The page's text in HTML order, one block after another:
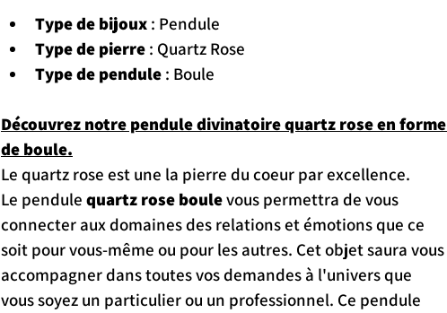
Type de bijoux : Pendule
Type de pierre : Quartz Rose
Type de pendule : Boule
Découvrez notre pendule divinatoire quartz rose en forme
de boule.
Le quartz rose est une la pierre du coeur par excellence.
Le pendule quartz rose boule vous permettra de vous
connecter aux domaines des relations et émotions que ce
soit pour vous-même ou pour les autres. Cet objet saura vous
accompagner dans toutes vos demandes à l'univers que
vous soyez un particulier ou un professionnel. Ce pendule